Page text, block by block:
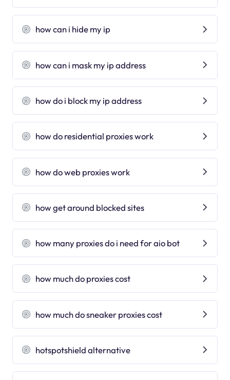
how can i hide my ip
how can i mask my ip address
how do i block my ip address
how do residential proxies work
how do web proxies work
how get around blocked sites
how many proxies do i need for aio bot
how much do proxies cost
how much do sneaker proxies cost
hotspotshield alternative